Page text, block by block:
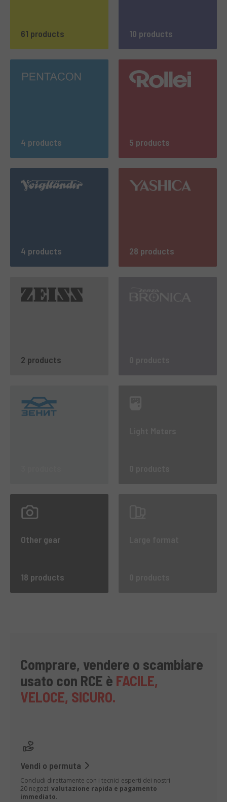
61 products 10 products
4 products 5 products
4 products 28 products
2 products
Other gear
18 products
Comprare, vendere o scambiare
usato con RCE è FACILE,
VELOCE, SICURO.
Vendi o permuta
Concludi direttamente con i tecnici esperti dei nostri
20 negozi: valutazione rapida e pagamento
immediato.